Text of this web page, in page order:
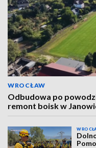
WROCŁAW
Odbudowa po
remont boisk w